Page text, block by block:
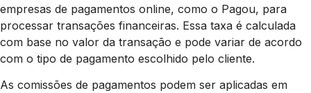
empresas de pagamentos online, como o Pagou, para
processar transações financeiras. Essa taxa é calculada
com base no valor da transação e pode variar de acordo
com o tipo de pagamento escolhido pelo cliente.
As comissões de pagamentos podem ser aplicadas em